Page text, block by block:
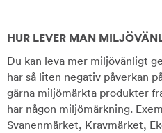
HUR LEVER MAN
Du kan leva mer miljövänligt
har så liten negativ påverkan
gärna miljömärkta produkter
har någon miljömärkning.
Svanenmärket, Kravmärket,